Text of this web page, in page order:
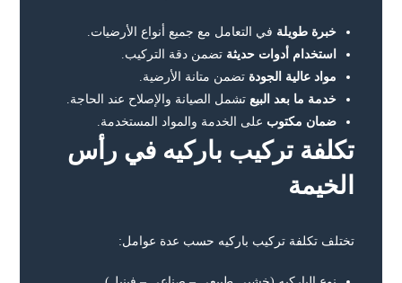
خبرة طويلة في التعامل مع جميع أنواع الأرضيات.
استخدام أدوات حديثة تضمن دقة التركيب.
مواد عالية الجودة تضمن متانة الأرضية.
خدمة ما بعد البيع تشمل الصيانة والإصلاح عند الحاجة.
ضمان مكتوب على الخدمة والمواد المستخدمة.
تكلفة تركيب باركيه في رأس
الخيمة
تختلف تكلفة تركيب باركيه حسب عدة عوامل: